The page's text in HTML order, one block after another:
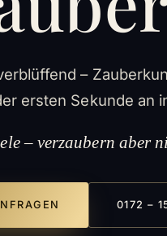
–
ersten Sekunde an
– verzaubern aber
0172 –